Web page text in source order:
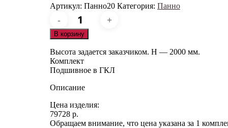
Артикул: Панно20 Категория: Панно
Количество
товара
Панно20
В корзину
Высота задается заказчиком. H — 2000 мм.
Комплект
Подшивное в ГКЛ
Описание
Цена изделия:
79728 р.
Обращаем внимание, что цена указана за 1